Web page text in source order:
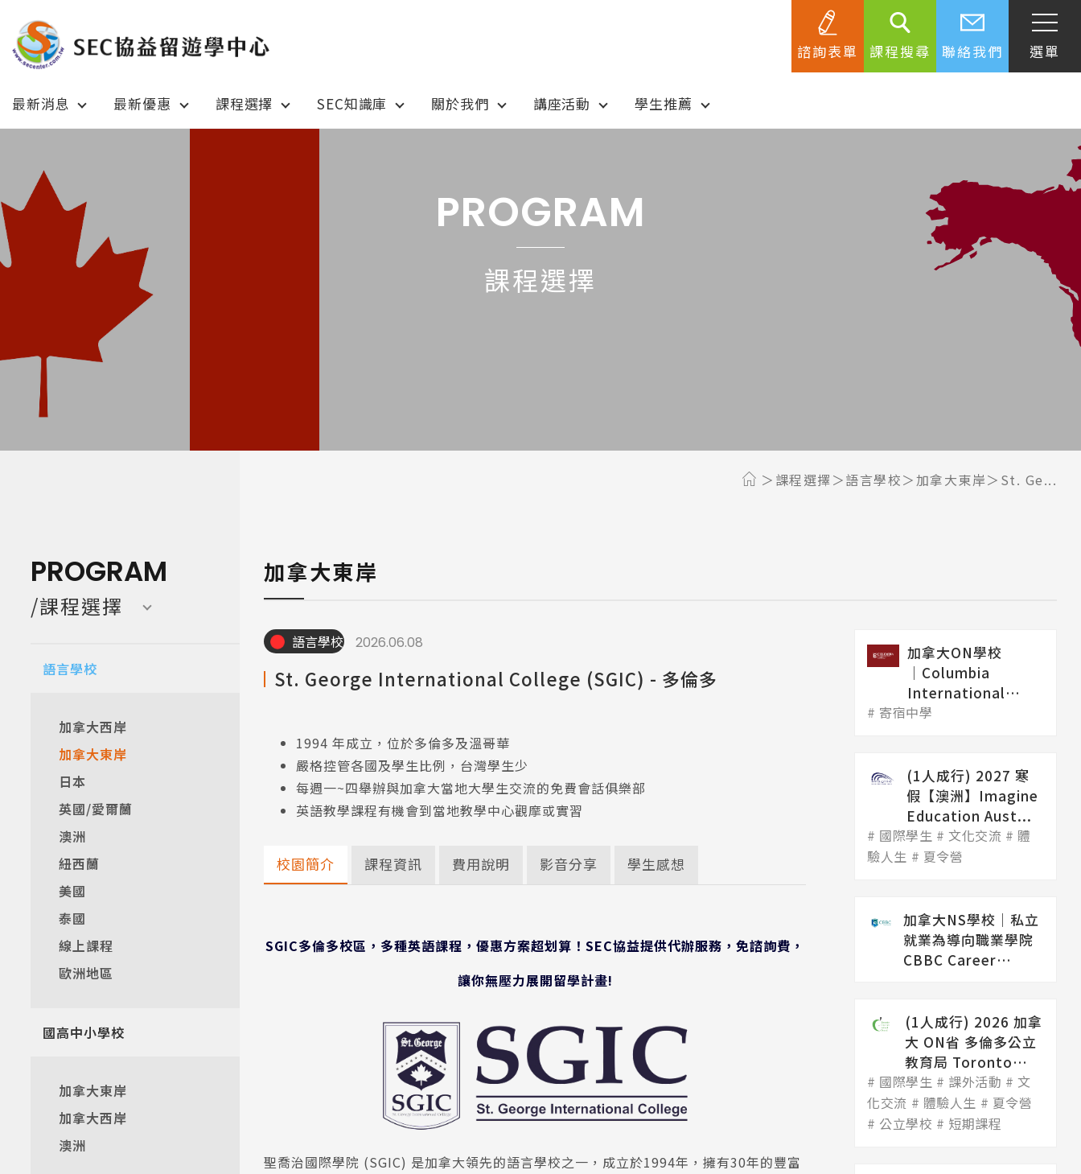
諮詢表單 課程搜尋 聯絡我們 選單
最新消息 最新優惠 課程選擇 SEC知識庫 關於我們 講座活動 學生推薦
綜合訊息
加拿大 Canada
日本 Japan
澳洲 Australia
英國 UK/愛爾蘭 Ireland
美國 USA
最新優惠
Program
語言學校
國高中小學校
專業技職｜海外工讀
PROGRAM
課程選擇
PROGRAM
/課程選擇
語言學校
加拿大西岸
加拿大東岸
日本
英國/愛爾蘭
澳洲
紐西蘭
美國
泰國
線上課程
歐洲地區
國高中小學校
加拿大東岸
加拿大西岸
澳洲
課程選擇 語言學校 加拿大東岸 St. Ge...
加拿大東岸
語言學校 2026.06.08
St. George International College (SGIC) - 多倫多
1994 年成立，位於多倫多及溫哥華
嚴格控管各國及學生比例，台灣學生少
每週一~四舉辦與加拿大當地大學生交流的免費會話俱樂部
英語教學課程有機會到當地教學中心觀摩或實習
校園簡介
SGIC多倫多校區，多種英語課程，優惠方案超划算！SEC協益提供代辦服務，免諮詢費，
讓你無壓力展開留學計畫!
聖喬治國際學院 (SGIC) 是加拿大領先的語言學校之一，成立於1994年，擁有30年的豐富
課程資訊 費用說明 影音分享 學生感想
加拿大ON學校
│Columbia
International
College 哥...
寄宿中學
(1人成行) 2027 寒
假【澳洲】Imagine
Education Aust...
國際學生 文化交流
體
驗人生
夏令營
加拿大NS學校│私立
就業為導向職業學院
CBBC Career
(1人成行) 2026 加拿
大 ON省 多倫多公立
教育局 Toronto
Dis...
國際學生 課外活動
文
化交流
體驗人生
夏令營
公立學校
短期課程